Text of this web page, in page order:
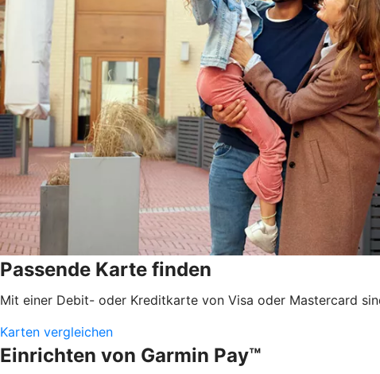
Passende Karte finden
Mit einer Debit- oder Kreditkarte von Visa oder Mastercard
Karten vergleichen
Einrichten von Garmin Pay™